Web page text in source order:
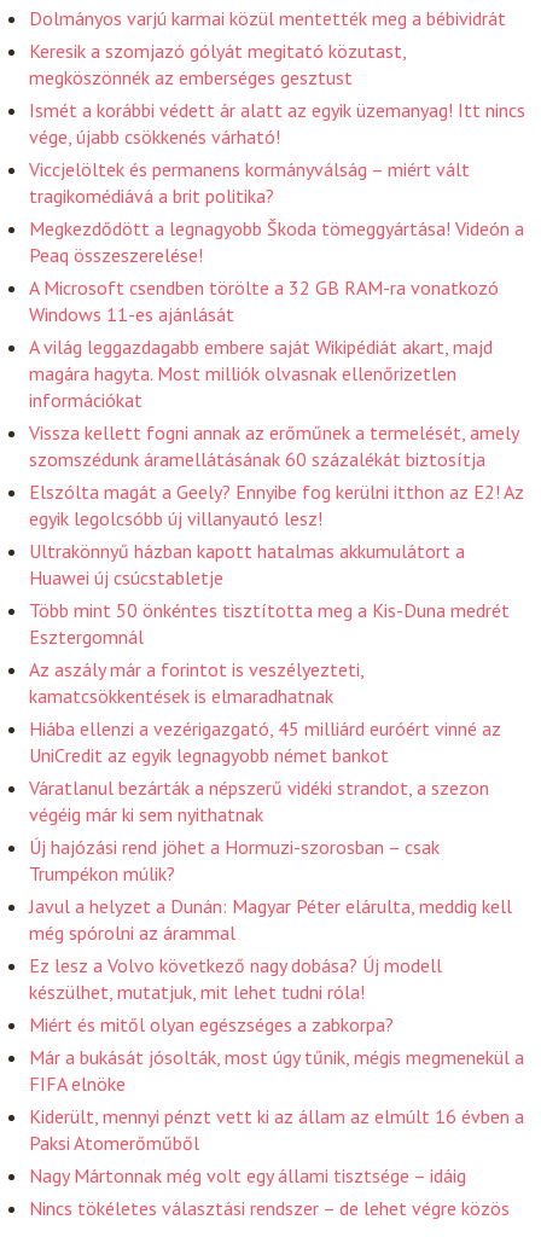
Dolmányos varjú karmai közül mentették meg a bébividrát
Keresik a szomjazó gólyát megitató közutast,
megköszönnék az emberséges gesztust
Ismét a korábbi védett ár alatt az egyik üzemanyag! Itt nincs
vége, újabb csökkenés várható!
Viccjelöltek és permanens kormányválság – miért vált
tragikomédiává a brit politika?
Megkezdődött a legnagyobb Škoda tömeggyártása! Videón a
Peaq összeszerelése!
A Microsoft csendben törölte a 32 GB RAM-ra vonatkozó
Windows 11-es ajánlását
A világ leggazdagabb embere saját Wikipédiát akart, majd
magára hagyta. Most milliók olvasnak ellenőrizetlen
információkat
Vissza kellett fogni annak az erőműnek a termelését, amely
szomszédunk áramellátásának 60 százalékát biztosítja
Elszólta magát a Geely? Ennyibe fog kerülni itthon az E2! Az
egyik legolcsóbb új villanyautó lesz!
Ultrakönnyű házban kapott hatalmas akkumulátort a
Huawei új csúcstabletje
Több mint 50 önkéntes tisztította meg a Kis-Duna medrét
Esztergomnál
Az aszály már a forintot is veszélyezteti,
kamatcsökkentések is elmaradhatnak
Hiába ellenzi a vezérigazgató, 45 milliárd euróért vinné az
UniCredit az egyik legnagyobb német bankot
Váratlanul bezárták a népszerű vidéki strandot, a szezon
végéig már ki sem nyithatnak
Új hajózási rend jöhet a Hormuzi-szorosban – csak
Trumpékon múlik?
Javul a helyzet a Dunán: Magyar Péter elárulta, meddig kell
még spórolni az árammal
Ez lesz a Volvo következő nagy dobása? Új modell
készülhet, mutatjuk, mit lehet tudni róla!
Miért és mitől olyan egészséges a zabkorpa?
Már a bukását jósolták, most úgy tűnik, mégis megmenekül a
FIFA elnöke
Kiderült, mennyi pénzt vett ki az állam az elmúlt 16 évben a
Paksi Atomerőműből
Nagy Mártonnak még volt egy állami tisztsége – idáig
Nincs tökéletes választási rendszer – de lehet végre közös